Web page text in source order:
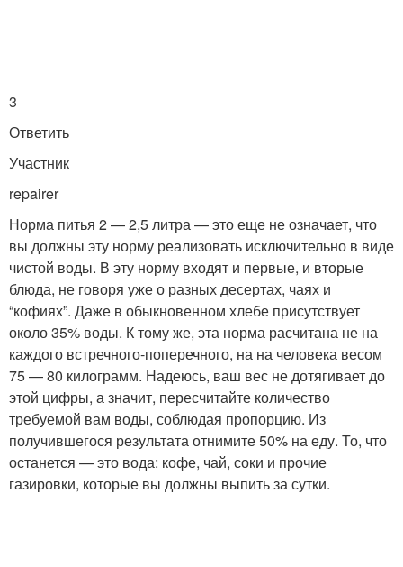
3
Ответить
Участник
repairer
Норма питья 2 — 2,5 литра — это еще не означает, что
вы должны эту норму реализовать исключительно в виде
чистой воды. В эту норму входят и первые, и вторые
блюда, не говоря уже о разных десертах, чаях и
“кофиях”. Даже в обыкновенном хлебе присутствует
около 35% воды. К тому же, эта норма расчитана не на
каждого встречного-поперечного, на на человека весом
75 — 80 килограмм. Надеюсь, ваш вес не дотягивает до
этой цифры, а значит, пересчитайте количество
требуемой вам воды, соблюдая пропорцию. Из
получившегося результата отнимите 50% на еду. То, что
останется — это вода: кофе, чай, соки и прочие
газировки, которые вы должны выпить за сутки.